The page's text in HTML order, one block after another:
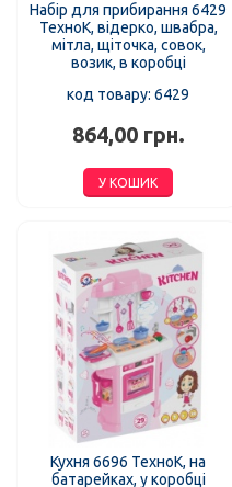
Набір для прибирання 6429
ТехноК, відерко, швабра,
мітла, щіточка, совок,
возик, в коробці
код товару: 6429
864,00 грн.
У КОШИК
Кухня 6696 ТехноК, на
батарейках, у коробці